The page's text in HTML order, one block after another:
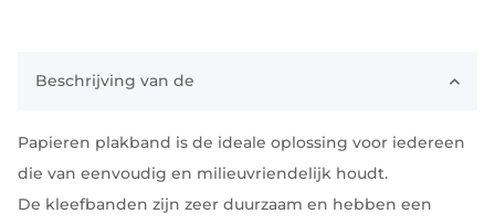
Beschrijving van de
Papieren plakband is de ideale oplossing voor iedereen
die van eenvoudig en milieuvriendelijk houdt.
De kleefbanden zijn zeer duurzaam en hebben een